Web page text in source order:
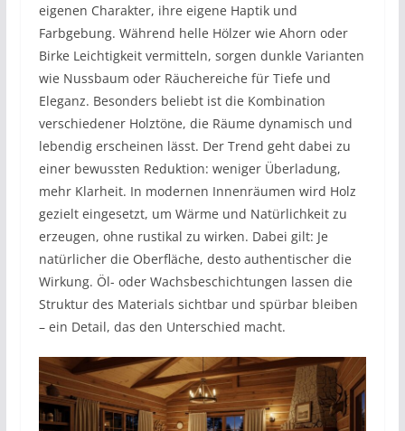
eigenen Charakter, ihre eigene Haptik und
Farbgebung. Während helle Hölzer wie Ahorn oder
Birke Leichtigkeit vermitteln, sorgen dunkle Varianten
wie Nussbaum oder Räuchereiche für Tiefe und
Eleganz. Besonders beliebt ist die Kombination
verschiedener Holztöne, die Räume dynamisch und
lebendig erscheinen lässt. Der Trend geht dabei zu
einer bewussten Reduktion: weniger Überladung,
mehr Klarheit. In modernen Innenräumen wird Holz
gezielt eingesetzt, um Wärme und Natürlichkeit zu
erzeugen, ohne rustikal zu wirken. Dabei gilt: Je
natürlicher die Oberfläche, desto authentischer die
Wirkung. Öl- oder Wachsbeschichtungen lassen die
Struktur des Materials sichtbar und spürbar bleiben
– ein Detail, das den Unterschied macht.